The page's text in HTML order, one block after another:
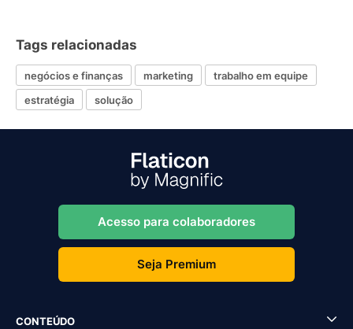
Tags relacionadas
negócios e finanças marketing
trabalho em equipe
estratégia
solução
Acesso para colaboradores
Seja Premium
CONTEÚDO